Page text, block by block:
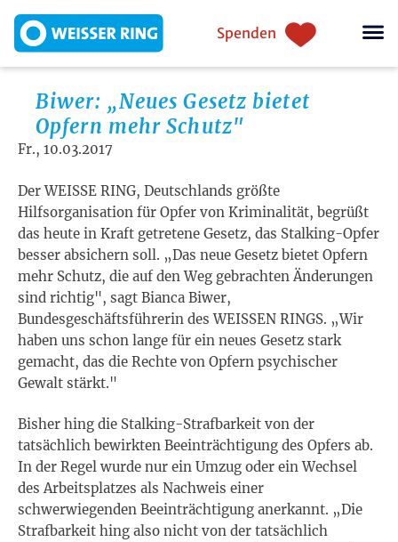
Spenden
Biwer: „Neues Gesetz bietet
Opfern mehr Schutz"
Fr., 10.03.2017
Der WEISSE RING, Deutschlands größte
Hilfsorganisation für Opfer von Kriminalität, begrüßt
das heute in Kraft getretene Gesetz, das Stalking-Opfer
besser absichern soll. „Das neue Gesetz bietet Opfern
mehr Schutz, die auf den Weg gebrachten Änderungen
sind richtig", sagt Bianca Biwer,
Bundesgeschäftsführerin des WEISSEN RINGS. „Wir
haben uns schon lange für ein neues Gesetz stark
gemacht, das die Rechte von Opfern psychischer
Gewalt stärkt."
Bisher hing die Stalking-Strafbarkeit von der
tatsächlich bewirkten Beeinträchtigung des Opfers ab.
In der Regel wurde nur ein Umzug oder ein Wechsel
des Arbeitsplatzes als Nachweis einer
schwerwiegenden Beeinträchtigung anerkannt. „Die
Strafbarkeit hing also nicht von der tatsächlich